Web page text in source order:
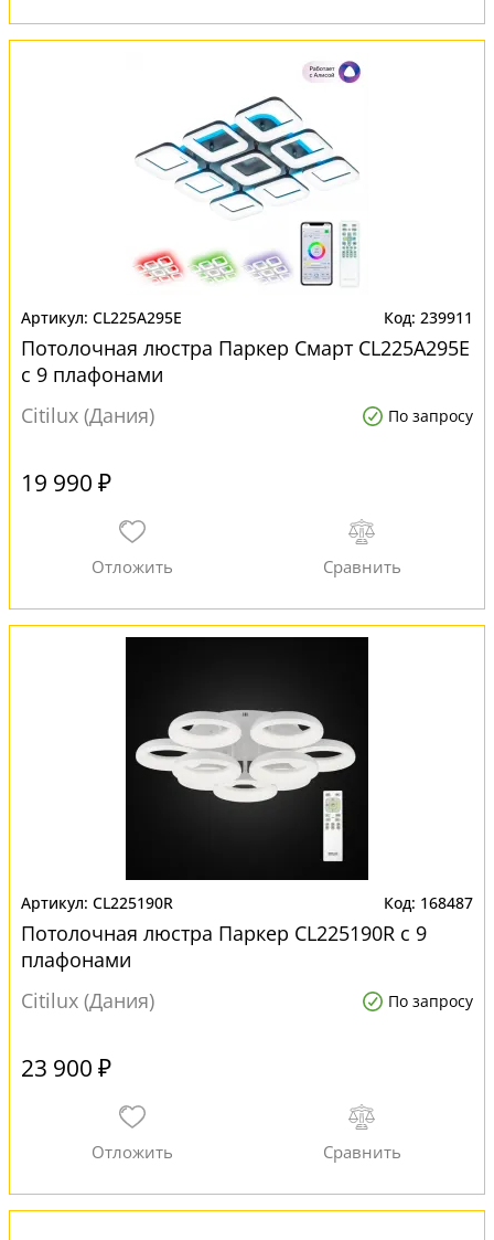
CL225A295E 239911
Потолочная люстра Паркер Смарт CL225A295E
с 9 плафонами
Citilux (Дания)
По запросу
19 990 ₽
CL225190R 168487
Потолочная люстра Паркер CL225190R с 9
плафонами
Citilux (Дания)
По запросу
23 900 ₽